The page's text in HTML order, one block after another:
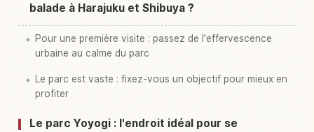
balade à Harajuku et Shibuya ?
Pour une première visite : passez de l'effervescence
urbaine au calme du parc
Le parc est vaste : fixez-vous un objectif pour mieux en
profiter
Le parc Yoyogi : l'endroit idéal pour se